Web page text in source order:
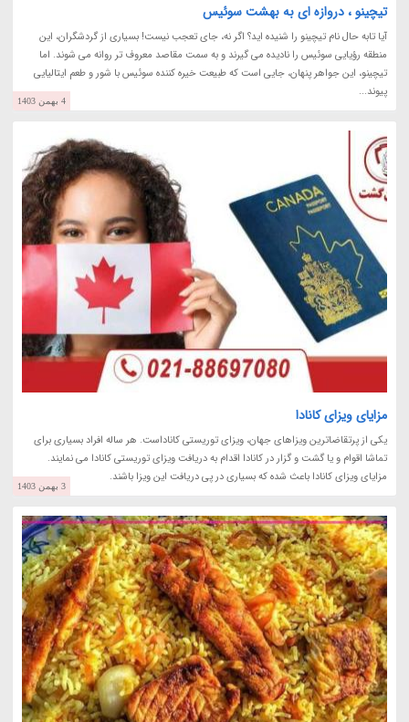
تیچینو ، دروازه ای به بهشت سوئیس
آیا تابه حال نام تیچینو را شنیده اید؟ اگر نه، جای تعجب نیست! بسیاری از گردشگران، این
منطقه رؤیایی سوئیس را نادیده می گیرند و به سمت مقاصد معروف تر روانه می شوند. اما
تیچینو، این جواهر پنهان، جایی است که طبیعت خیره کننده سوئیس با شور و طعم ایتالیایی
پیوند...
4 بهمن 1403
مزایای ویزای کانادا
یکی از پرتقاضاترین ویزاهای جهان، ویزای توریستی کاناداست. هر ساله افراد بسیاری برای
تماشا اقوام و یا گشت و گزار در کانادا اقدام به دریافت ویزای توریستی کانادا می نمایند.
مزایای ویزای کانادا باعث شده که بسیاری در پی دریافت این ویزا باشند.
3 بهمن 1403